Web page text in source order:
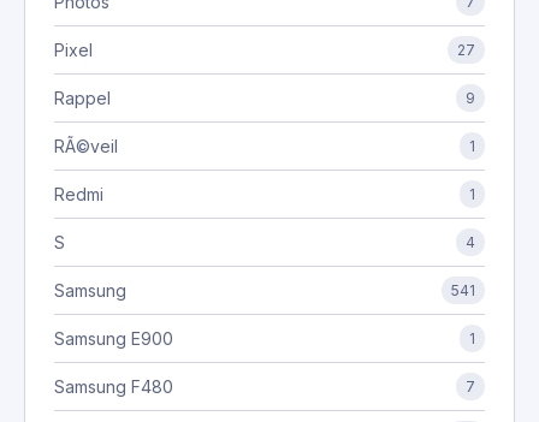
Pixel 27
Rappel 9
RÃ©veil 1
Redmi 1
S 4
Samsung 541
Samsung E900 1
Samsung F480 7